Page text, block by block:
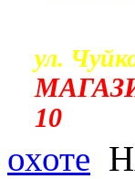
ул.
10
охоте